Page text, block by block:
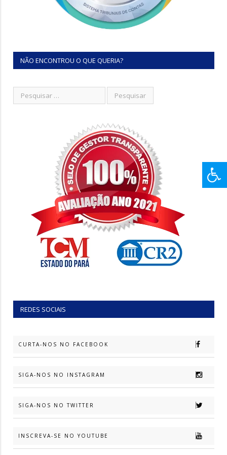
NÃO ENCONTROU O QUE QUERIA?
REDES SOCIAIS
CURTA-NOS NO FACEBOOK
SIGA-NOS NO INSTAGRAM
SIGA-NOS NO TWITTER
INSCREVA-SE NO YOUTUBE